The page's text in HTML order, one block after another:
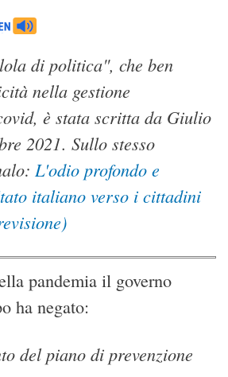
di politica", che ben
nella gestione
è stata scritta da Giulio
2021. Sullo stesso
L'odio profondo e
italiano verso i cittadini
pandemia il governo
ha negato:
del piano di prevenzione